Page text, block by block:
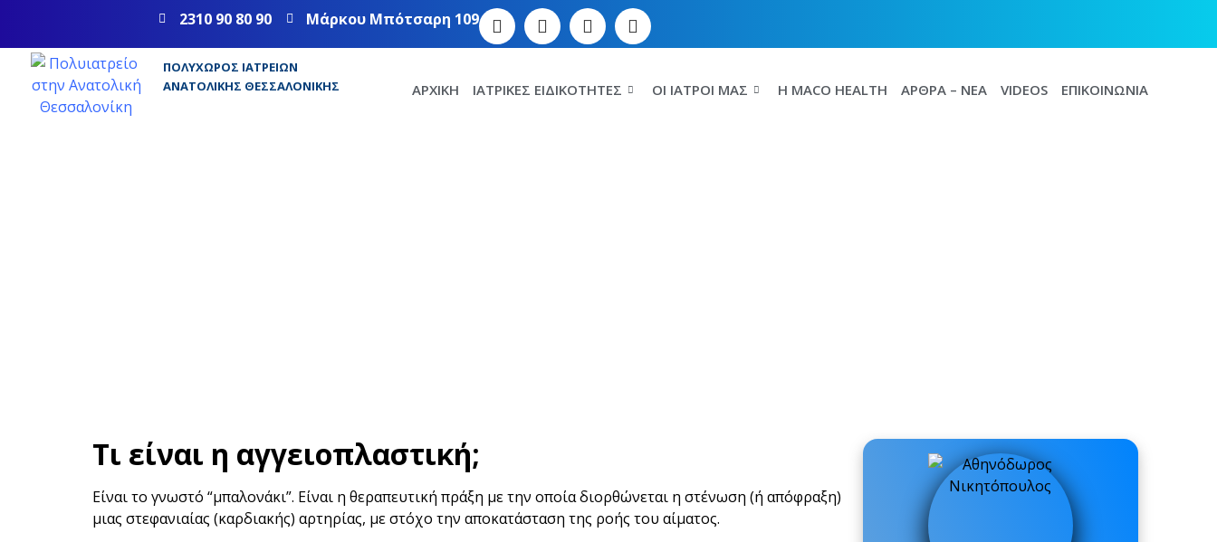
2310 90 80 90 Μάρκου Μπότσαρη 109
ΠΟΛΥΧΏΡΟΣ ΙΑΤΡΕΊΩΝ
ΑΝΑΤΟΛΙΚΉΣ ΘΕΣΣΑΛΟΝΊΚΗΣ
ΑΡΧΙΚΉ ΙΑΤΡΙΚΈΣ ΕΙΔΙΚΌΤΗΤΕΣ ΟΙ ΙΑΤΡΟΊ ΜΑΣ Η MACO HEALTH ΆΡΘΡΑ – ΝΈΑ VIDEOS ΕΠΙΚΟΙΝΩΝΊΑ
Τι είναι η αγγειοπλαστική;
Είναι το γνωστό “μπαλονάκι”. Eίναι η θεραπευτική πράξη με την οποία διορθώνεται η στένωση (ή απόφραξη)
μιας στεφανιαίας (καρδιακής) αρτηρίας, με στόχο την αποκατάσταση της ροής του αίματος.